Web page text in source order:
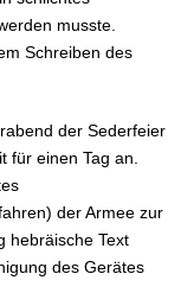
musste.
Schreiben des
der Sederfeier
für einen Tag an.
der Armee zur
hebräische Text
des Gerätes